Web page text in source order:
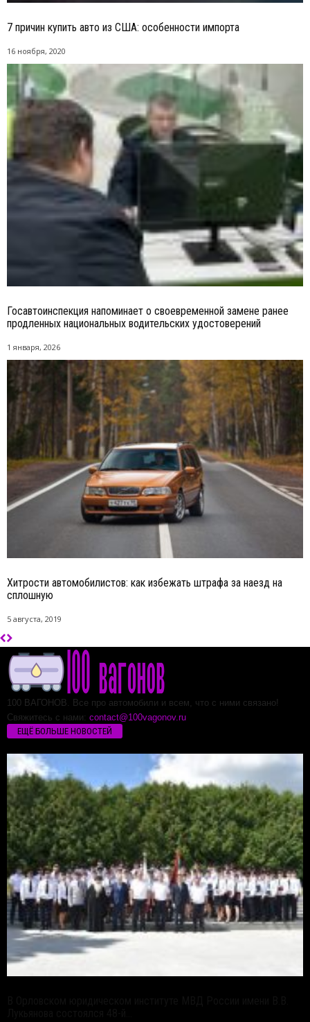
7 причин купить авто из США: особенности импорта
16 ноября, 2020
Госавтоинспекция напоминает о своевременной замене ранее
продленных национальных водительских удостоверений
1 января, 2026
Хитрости автомобилистов: как избежать штрафа за наезд на
сплошную
5 августа, 2019
100 ВАГОНОВ. Все про автомобили и всем, что с ними связано!
Свяжитесь с нами: contact@100vagonov.ru
ЕЩЁ БОЛЬШЕ НОВОСТЕЙ